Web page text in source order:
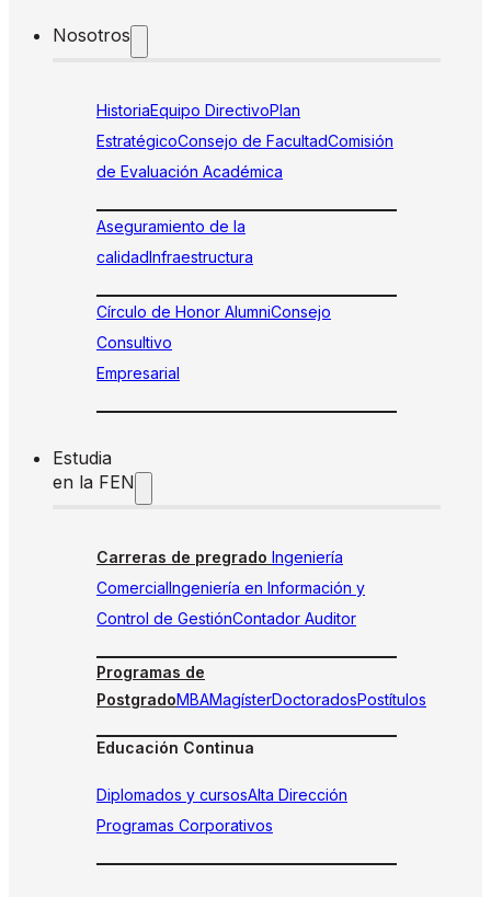
Nosotros
HistoriaEquipo DirectivoPlan
EstratégicoConsejo de FacultadComisión
de Evaluación Académica
Aseguramiento de la
calidadInfraestructura
Círculo de Honor AlumniConsejo
Consultivo
Empresarial
Estudia
en la FEN
Carreras de pregrado Ingeniería
ComercialIngeniería en Información y
Control de GestiónContador Auditor
Programas de
PostgradoMBAMagísterDoctoradosPostítulos
Educación Continua
Diplomados y cursosAlta Dirección
Programas Corporativos